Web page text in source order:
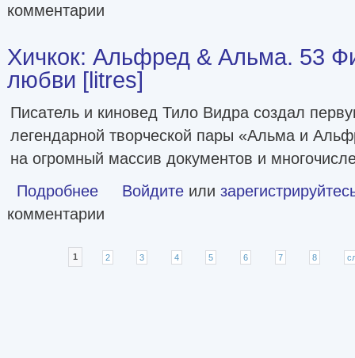
комментарии
Хичкок: Альфред & Альма. 53
любви [litres]
Писатель и киновед Тило Видра создал
легендарной творческой пары «Альма и
на огромный массив документов и
Подробнее о Хичкок: Альфред & Альма. 53 Фильма и 53 года любви
Войдите или
комментарии
Страницы
1 2 3 4 5 6 7 8